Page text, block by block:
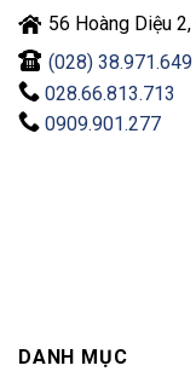
56 Hoàng Diệu
(028) 38.971.649
028.66.813.713
0909.901.277
DANH MỤC